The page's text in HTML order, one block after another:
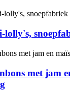
lolly's,
met jam